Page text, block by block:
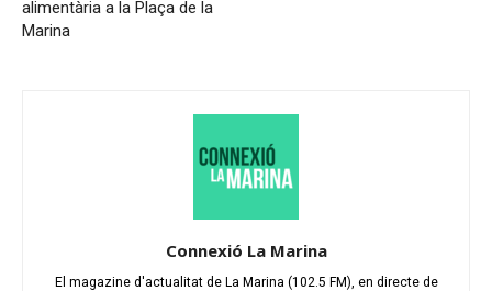
alimentària a la Plaça de la
Marina
Connexió La Marina
El magazine d'actualitat de La Marina (102.5 FM), en directe de